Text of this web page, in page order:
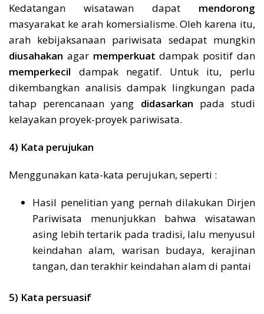
Kedatangan wisatawan dapat mendorong
masyarakat ke arah komersialisme. Oleh karena itu,
arah kebijaksanaan pariwisata sedapat mungkin
diusahakan agar memperkuat dampak positif dan
memperkecil dampak negatif. Untuk itu, perlu
dikembangkan analisis dampak lingkungan pada
tahap perencanaan yang didasarkan pada studi
kelayakan proyek-proyek pariwisata.
4) Kata perujukan
Menggunakan kata-kata perujukan, seperti :
Hasil penelitian yang pernah dilakukan Dirjen
Pariwisata menunjukkan bahwa wisatawan
asing lebih tertarik pada tradisi, lalu menyusul
keindahan alam, warisan budaya, kerajinan
tangan, dan terakhir keindahan alam di pantai
5) Kata persuasif